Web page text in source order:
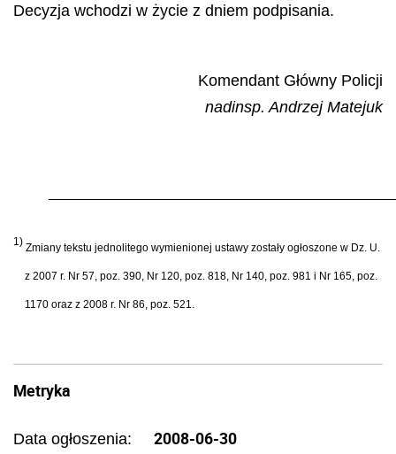
Decyzja wchodzi w życie z dniem podpisania.
Komendant Główny Policji
nadinsp. Andrzej Matejuk
1) Zmiany tekstu jednolitego wymienionej ustawy zostały ogłoszone w Dz. U.
z 2007 r. Nr 57, poz. 390, Nr 120, poz. 818, Nr 140, poz. 981 i Nr 165, poz.
1170 oraz z 2008 r. Nr 86, poz. 521.
Metryka
Data ogłoszenia: 2008-06-30